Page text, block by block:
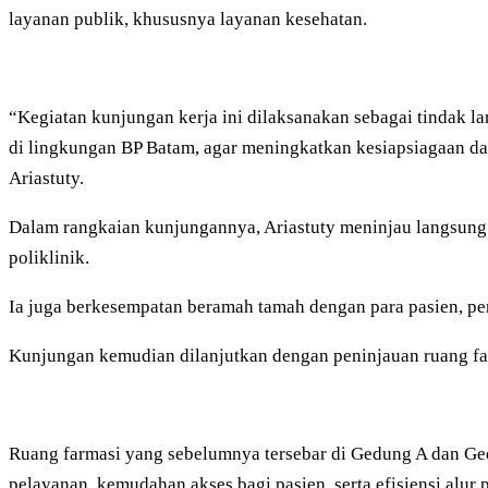
layanan publik, khususnya layanan kesehatan.
“Kegiatan kunjungan kerja ini dilaksanakan sebagai tindak
di lingkungan BP Batam, agar meningkatkan kesiapsiagaan
Ariastuty.
Dalam rangkaian kunjungannya, Ariastuty meninjau
poliklinik.
Ia juga berkesempatan beramah tamah dengan para pasien,
Kunjungan kemudian dilanjutkan dengan peninjauan ruang
Ruang farmasi yang sebelumnya tersebar di Gedung A dan